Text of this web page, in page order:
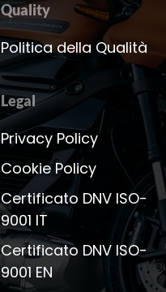
Quality
Politica della Qualità
Legal
Privacy Policy
Cookie Policy
Certificato DNV ISO-
9001 IT
Certificato DNV ISO-
9001 EN